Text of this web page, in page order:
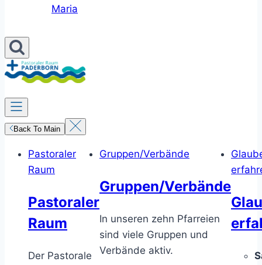
Maria
Back To Main
Pastoraler
Raum
Pastoraler
Raum
Der Pastorale
Gruppen/Verbände
Gruppen/Verbände
In unseren zehn Pfarreien
sind viele Gruppen und
Verbände aktiv.